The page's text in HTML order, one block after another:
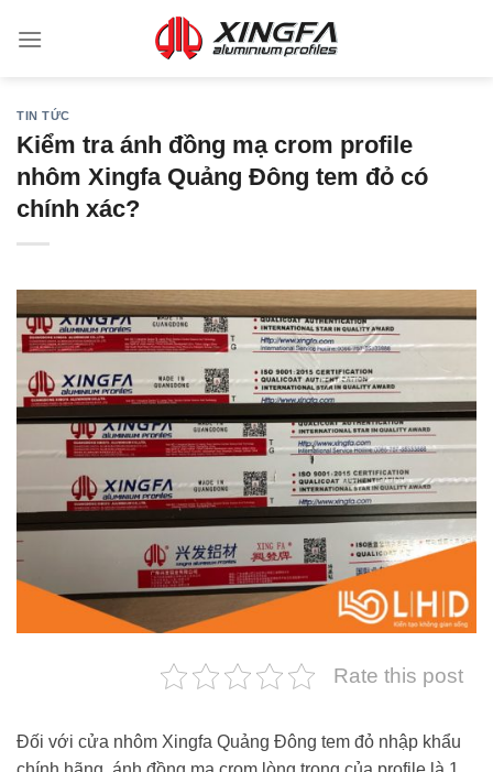
TIN TỨC
Kiểm tra ánh đồng mạ crom profile
nhôm Xingfa Quảng Đông tem đỏ có
chính xác?
Rate this post
Đối với cửa nhôm Xingfa Quảng Đông tem đỏ nhập khẩu